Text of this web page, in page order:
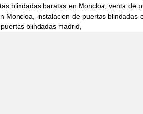
blindadas baratas en Moncloa, venta de
Moncloa, instalacion de puertas blindadas
blindadas madrid,